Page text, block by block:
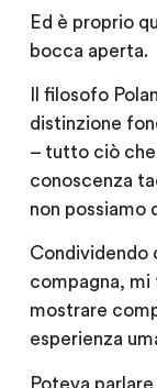
Ed è proprio
bocca aperta.
Il filosofo
distinzione
– tutto ciò che
conoscenza
non possiamo
Condividendo
compagna, mi
mostrare
esperienza
Poteva